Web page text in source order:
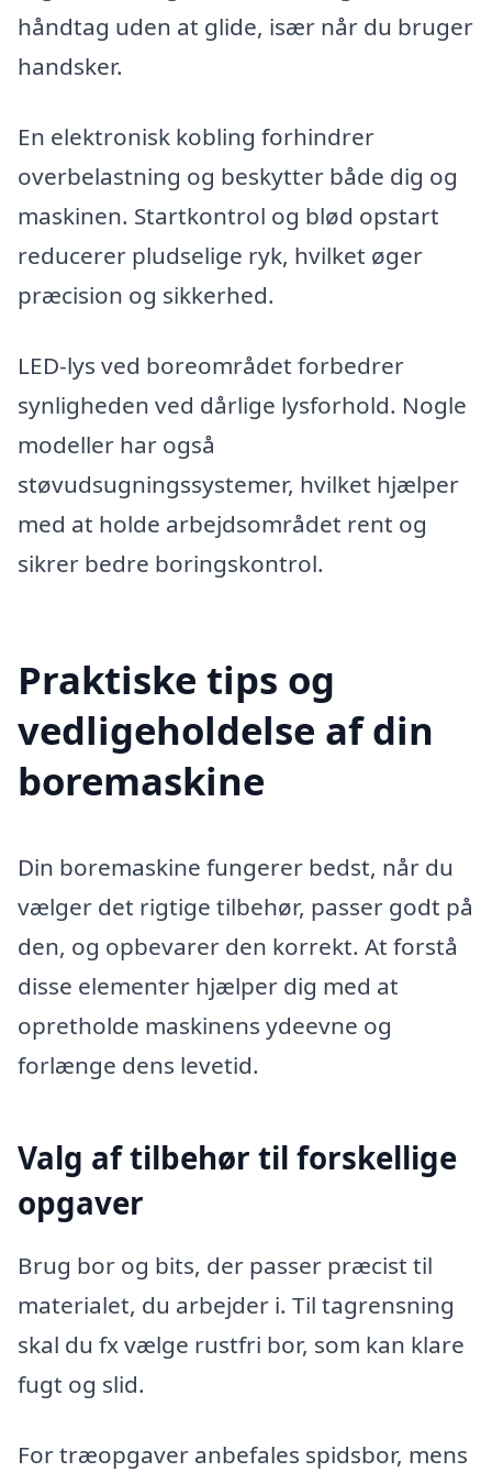
håndtag uden at glide, især når du bruger
handsker.
En elektronisk kobling forhindrer
overbelastning og beskytter både dig og
maskinen. Startkontrol og blød opstart
reducerer pludselige ryk, hvilket øger
præcision og sikkerhed.
LED-lys ved boreområdet forbedrer
synligheden ved dårlige lysforhold. Nogle
modeller har også
støvudsugningssystemer, hvilket hjælper
med at holde arbejdsområdet rent og
sikrer bedre boringskontrol.
Praktiske tips og
vedligeholdelse af din
boremaskine
Din boremaskine fungerer bedst, når du
vælger det rigtige tilbehør, passer godt på
den, og opbevarer den korrekt. At forstå
disse elementer hjælper dig med at
opretholde maskinens ydeevne og
forlænge dens levetid.
Valg af tilbehør til forskellige
opgaver
Brug bor og bits, der passer præcist til
materialet, du arbejder i. Til tagrensning
skal du fx vælge rustfri bor, som kan klare
fugt og slid.
For træopgaver anbefales spidsbor, mens